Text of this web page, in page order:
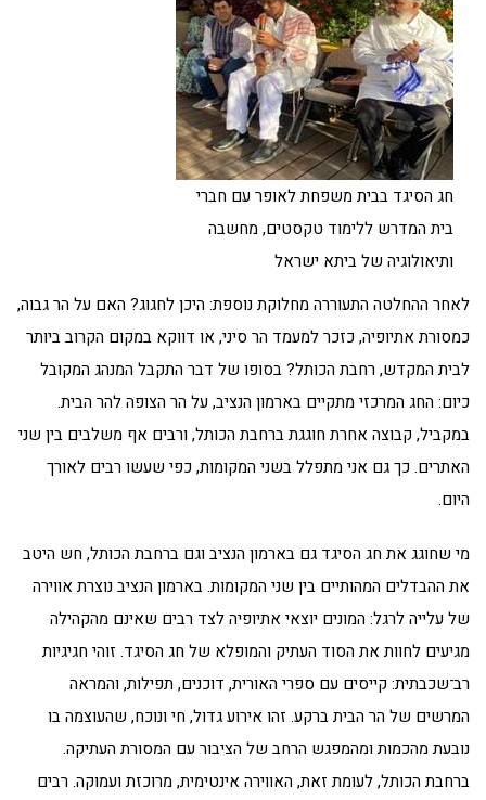
חג הסיגד בבית משפחת לאופר עם חברי
בית המדרש ללימוד טקסטים, מחשבה
ותיאולוגיה של ביתא ישראל
לאחר ההחלטה התעוררה מחלוקת נוספת: היכן לחגוג? האם על הר גבוה,
כמסורת אתיופיה, כזכר למעמד הר סיני, או דווקא במקום הקרוב ביותר
לבית המקדש, רחבת הכותל? בסופו של דבר התקבל המנהג המקובל
כיום: החג המרכזי מתקיים בארמון הנציב, על הר הצופה להר הבית.
במקביל, קבוצה אחרת חוגגת ברחבת הכותל, ורבים אף משלבים בין שני
האתרים. כך גם אני מתפלל בשני המקומות, כפי שעשו רבים לאורך
היום.
מי שחוגג את חג הסיגד גם בארמון הנציב וגם ברחבת הכותל, חש היטב
את ההבדלים המהותיים בין שני המקומות. בארמון הנציב נוצרת אווירה
של עלייה לרגל: המונים יוצאי אתיופיה לצד רבים שאינם מהקהילה
מגיעים לחוות את הסוד העתיק והמופלא של חג הסיגד. זוהי חגיגיות
רב־שכבתית: קייסים עם ספרי האורית, דוכנים, תפילות, והמראה
המרשים של הר הבית ברקע. זהו אירוע גדול, חי ונוכח, שהעוצמה בו
נובעת מהכמות ומהמפגש הרחב של הציבור עם המסורת העתיקה.
ברחבת הכותל, לעומת זאת, האווירה אינטימית, מרוכזת ועמוקה. רבים